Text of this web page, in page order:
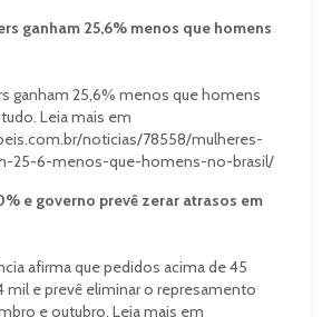
ganham 25,6% menos que homens
ganham 25,6% menos que homens
Leia mais em
noticias/78558/mulheres-
25-6-menos-que-homens-no-brasil/
e governo prevê zerar atrasos em
afirma que pedidos acima de 45
mil e prevê eliminar o represamento
e outubro. Leia mais em